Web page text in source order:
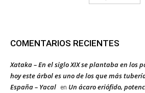
COMENTARIOS RECIENTES
Xataka – En el siglo XIX se plantaba en los
hoy este árbol es uno de los que más
España – Yacal
en Un ácaro eriófido,